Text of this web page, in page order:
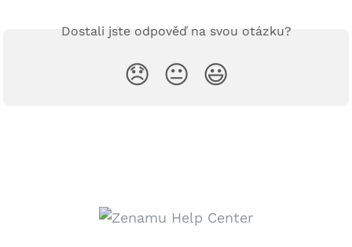
Dostali jste odpověď na svou otázku?
😞 😐 😃